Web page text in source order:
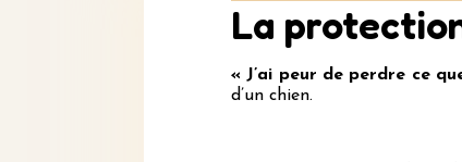
La
« J’ai peur de perdre ce
d’un chien.